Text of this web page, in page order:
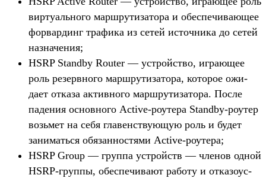
вир­туаль­ного мар­шру­тиза­тора и обес­печива­ющее
фор­вардинг тра­фика из сетей источни­ка до сетей
наз­начения;
HSRP Standby Router — устрой­ство, игра­ющее
роль резер­вно­го мар­шру­тиза­тора, которое ожи­
дает отка­за активно­го мар­шру­тиза­тора. Пос­ле
падения основно­го Active-роуте­ра Standby-роутер
возь­мет на себя гла­венс­тву­ющую роль и будет
занимать­ся обя­зан­ностя­ми Active-роуте­ра;
HSRP Group — груп­па устрой­ств — чле­нов одной
HSRP-груп­пы, обес­печива­ют работу и отка­зоус­